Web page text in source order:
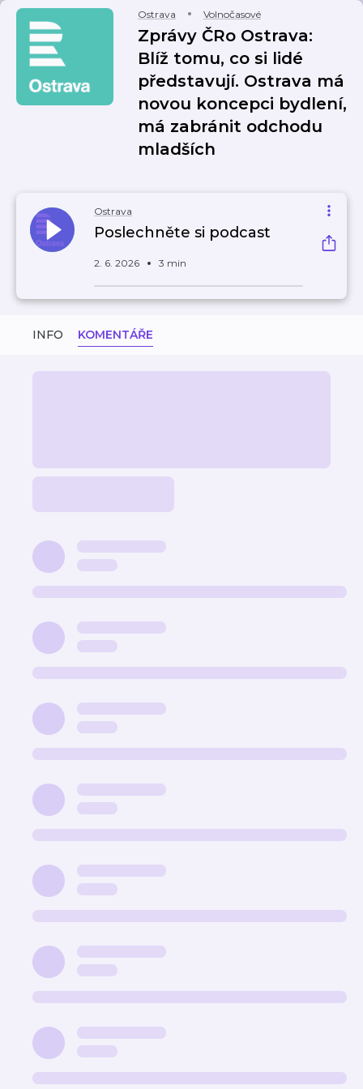
Ostrava Volnočasové
Zprávy ČRo Ostrava:
Blíž tomu, co si lidé
představují. Ostrava má
novou koncepci bydlení,
má zabránit odchodu
mladších
Ostrava
Poslechněte si podcast
2. 6. 2026 3 min
INFO KOMENTÁŘE